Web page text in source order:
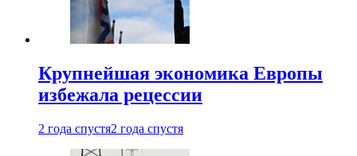
Крупнейшая экономика Европы
избежала рецессии
2 года спустя2 года спустя